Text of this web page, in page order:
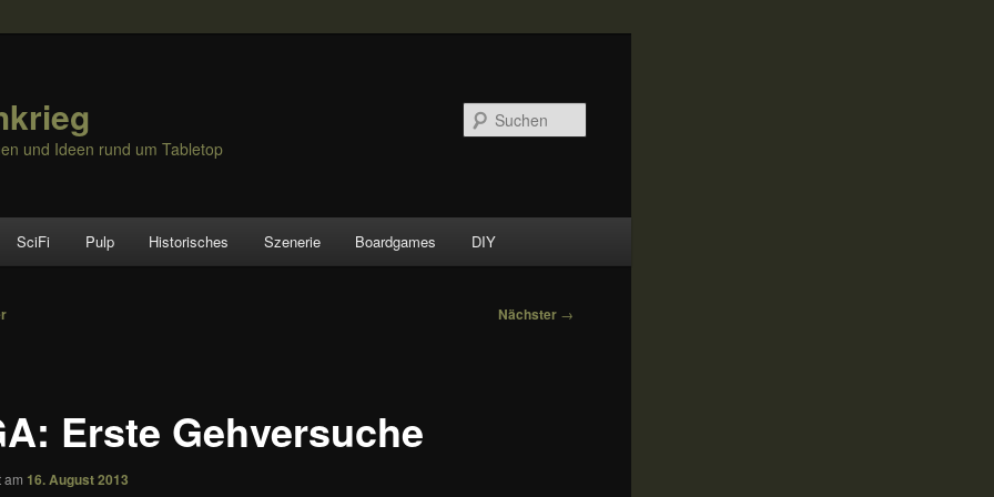
und Ideen rund um Tabletop
SciFi Pulp Historisches Szenerie Boardgames DIY
Nächster →
Erste Gehversuche
am 16. August 2013